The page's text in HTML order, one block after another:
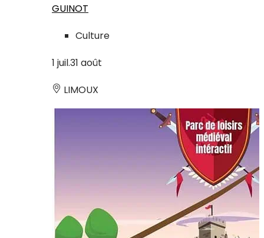
GUINOT
Culture
1 juil.31 août
LIMOUX